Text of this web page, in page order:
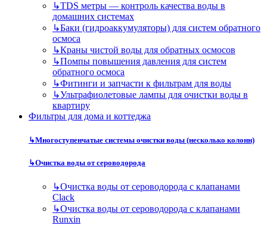
↳TDS метры — контроль качества воды в
домашних системах
↳Баки (гидроаккумуляторы) для систем обратного
осмоса
↳Краны чистой воды для обратных осмосов
↳Помпы повышения давления для систем
обратного осмоса
↳Фитинги и запчасти к фильтрам для воды
↳Ультрафиолетовые лампы для очистки воды в
квартиру
Фильтры для дома и коттеджа
↳Многоступенчатые системы очистки воды (несколько колонн)
↳Очистка воды от сероводорода
↳Очистка воды от сероводорода с клапанами
Clack
↳Очистка воды от сероводорода с клапанами
Runxin